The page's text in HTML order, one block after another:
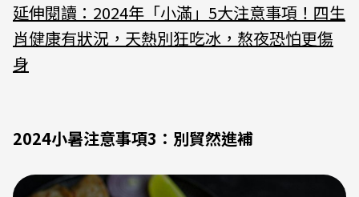
延伸閱讀：2024年「小滿」5大注意事項！四生
肖健康有狀況，天熱別狂吃冰，熬夜恐怕更傷
身
2024小暑注意事項3：別貿然進補